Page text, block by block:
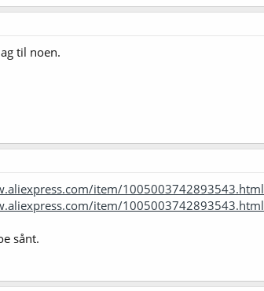
til noen.
item/1005003742893543.html
item/1005003742893543.html
sånt.